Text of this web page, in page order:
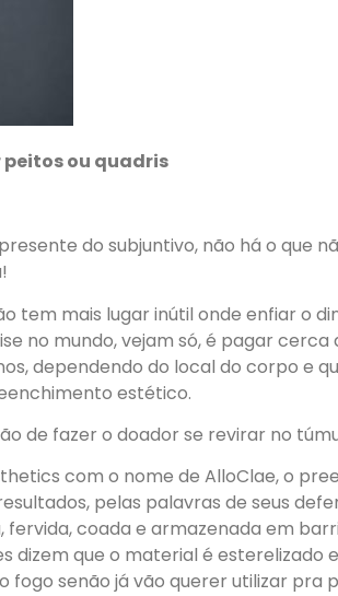
peitos ou quadris
do subjuntivo, não há o que nã
!
o tem mais lugar inútil onde enfiar o
no mundo, vejam só,é pagar cerca
dependendo do local do corpo e
estético.
ão de fazer o doador se revirar no tú
com o nome de AlloClae, o
pelas palavras de seus
fervida, coada e armazenada em
dizem que o material é esterelizado
fogo senão já vão querer utilizar pra